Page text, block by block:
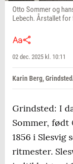
Otto Sommer og
Lebech. Årstallet
02 dec. 2025 kl. 10:11
Karin Berg,
Grindsted: I
Sommer, født
1856 i
ritmester.